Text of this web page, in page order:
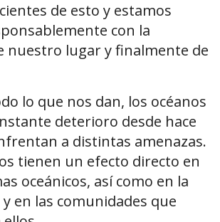
de esto y estamos
con la
nuestro lugar y finalmente de
lo que nos dan, los océanos
deterioro desde hace
a distintas amenazas.
tienen un efecto directo en
oceánicos, así como en la
en las comunidades que